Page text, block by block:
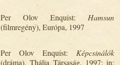
Per Olov Enquist: Hamsun
(filmregény), Európa, 1997
Per Olov Enquist: Képcsinálók
(dráma), Thália Társaság, 1997; in: